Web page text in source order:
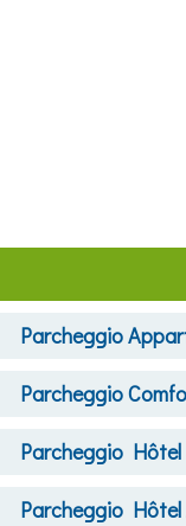
Parcheggio
Parcheggio
Parcheggio
Parcheggio